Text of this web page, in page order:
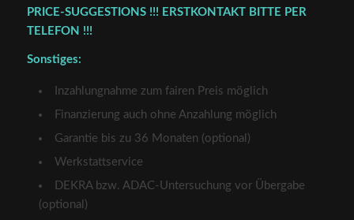
PRICE-SUGGESTIONS !!! ERSTKONTAKT BITTE PER
TELEFON !!!
Sonstiges:
Inzahlungnahme zum fairen Preis möglich
Finanzierung auch ohne Anzahlung möglich
Garantie bis zu 36 Monaten (optional)
Werkstattservice
DEKRA bzw. ADAC-Untersuchung vor Übergabe
(optional)